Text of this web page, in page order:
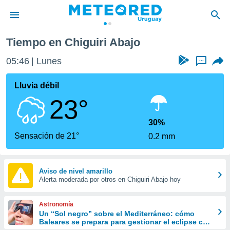
de
ha
para
que se
calidad.
a este
las
y
forma
digital
basada
Tiempo en Chiguiri Abajo
05:46 Lunes ...
Lluvia débil
23°
Sensación de 21°
30%
0.2 mm
Aviso de nivel amarillo
Alerta moderada por otros en Chiguiri Abajo hoy
Astronomía
Un “Sol negro” sobre el Mediterráneo: cómo
Baleares se prepara para gestionar el eclipse con